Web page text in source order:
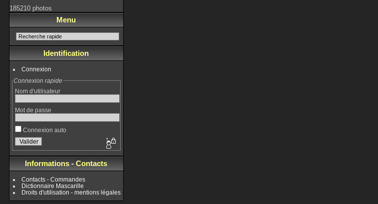
185210 photos
Menu
Identification
Connexion
Connexion rapide
Nom d'utilisateur
Mot de passe
Connexion auto
Informations - Contacts
Contacts - Commandes
Dictionnaire Mascarille
Droits d'utilisation - mentions légales